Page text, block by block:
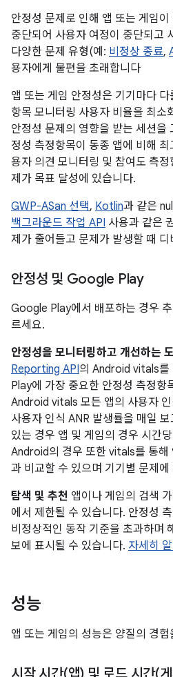
안정성 문제로 인해 앱 또는 게임이
중단되어 사용자 여정이 중단되고
다양한 문제 유형(예: 비정상 종료,
용자에게 불편을 초래합니다
앱 또는 게임 안정성은 기기마다
항목 모니터링 사용자 비율을 최소
안정성 문제의 영향을 받는 세션을
정성 측정항목이 동종 앱에 비해
용자 의견 모니터링 및 참여도 측
제가 목표 달성에 있습니다.
GWP-ASan 선택, Kotlin과 같은
백그라운드 작업 API 사용과 같은
제가 줄어들고 문제가 발생할 때
안정성 및 Google Play
Google Play에서 배포하는 경우
르세요.
안정성을 모니터링하고 개선하는
Reporting API의 Android vitals를
Play에 가장 중요한 안정성 측정항
Android vitals 모든 앱의 사용자
사용자 인식 ANR 발생률을 매일
있는 경우 앱 및 게임의 경우 시간
Android의 경우 또한 vitals를 통해
과 비교할 수 있으며 기기별 문제
탐색 및 추천 앱이나 게임의 검색
에서 제한될 수 있습니다. 안정성
비정상적인 동작 기준을 초과하며
보에 표시될 수 있습니다. 자세히
성능
앱 또는 게임의 성능은 양질의 경